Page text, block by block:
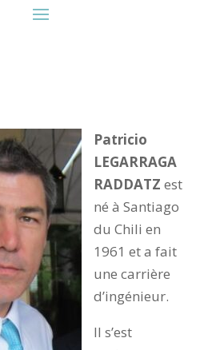
Patricio
LEGARRAGA
RADDATZ est
né à Santiago
du Chili en
1961 et a fait
une carrière
d’ingénieur.
Il s’est